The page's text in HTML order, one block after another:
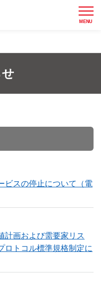
MENU
ビスの停止について（電
画および需要家リス
ロトコル標準規格制定に